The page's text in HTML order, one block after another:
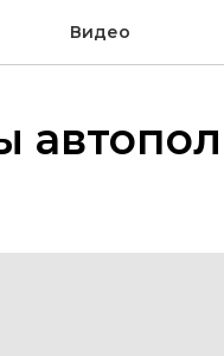
Видео